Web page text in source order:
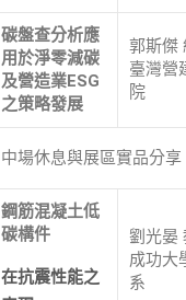
碳盤查分析應
用於淨零減碳
及營造業ESG
之策略發展
郭斯傑
臺灣營
院
中場休息與展區實品分享
鋼筋混凝土低
碳構件
在抗震性能之
劉光晏
成功大
系